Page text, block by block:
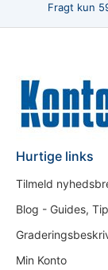
Fragt kun
Hurtige links
Tilmeld
Blog - Guides,
Min Konto